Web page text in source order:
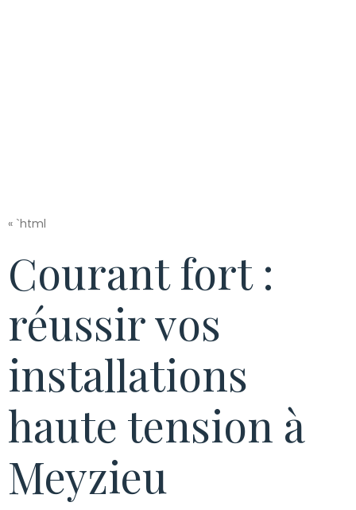
« `html
Courant fort :
réussir vos
installations
haute tension à
Meyzieu